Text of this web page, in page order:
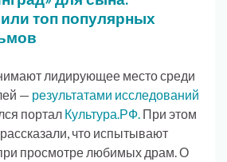
топ популярных
лидирующее место среди
— результатами исследований
портал Культура.РФ. При этом
что испытывают
просмотре любимых драм. О